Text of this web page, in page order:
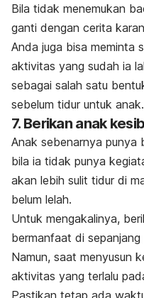
Bila tidak menemukan
ganti dengan cerita
Anda juga bisa meminta
aktivitas yang sudah ia
sebagai salah satu
sebelum tidur untuk anak.
7. Berikan anak
Anak sebenarnya punya
bila ia tidak punya
akan lebih sulit tidur di
belum lelah.
Untuk mengakalinya,
bermanfaat di
Namun, saat menyusun
aktivitas yang terlalu
Pastikan tetap ada